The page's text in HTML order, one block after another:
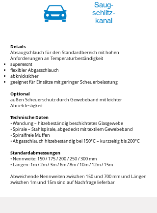
Saug-
schlitz-
kanal
Details
Absaugschlauch für den Standardbereich mit hohen
Anforderungen an Temperaturbeständigkeit
superleicht
flexibler Abgasschlauch
abknicksicher
geeignet für Einsätze mit geringer Scheuerbelastung
Optional
außen Scheuerschutz durch Gewebeband mit leichter
Abriebfestigkeit
Technische Daten
• Wandung – hitzebeständig beschichtetesGlasgewebe
• Spirale – Stahlspirale, abgedeckt mit textilem Gewebeband
• Spiralfreie Muffen
• Abgasschlauch hitzebeständig bei 150°C – kurzzeitig bis 200°C
Standardabmessungen
• Nennweite: 150 / 175 / 200 / 250 / 300 mm
• Längen: 1m / 2m / 3m / 6m / 8m / 10m / 12m / 15m
Abweichende Nennweiten zwischen 150 und 700 mm und Längen
zwischen 1m und 15m sind auf Nachfrage lieferbar